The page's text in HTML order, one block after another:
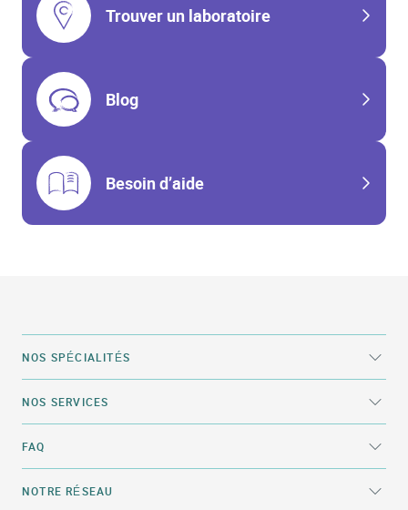
Trouver un laboratoire
Blog
Besoin d’aide
NOS SPÉCIALITÉS
NOS SERVICES
FAQ
NOTRE RÉSEAU